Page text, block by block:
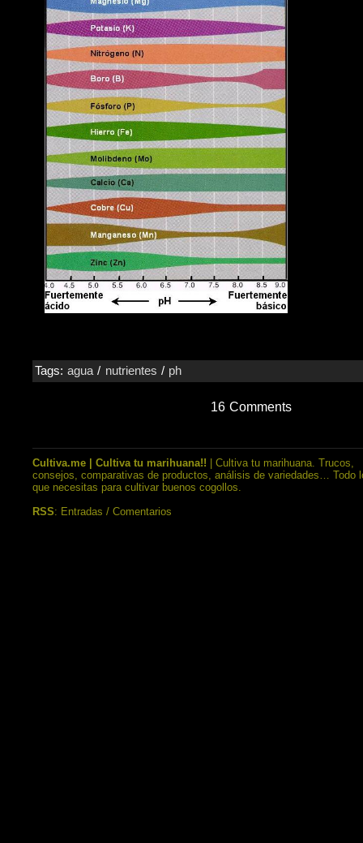
Tags:agua / nutrientes / ph
16 Comments
Cultiva.me | Cultiva tu marihuana!! | Cultiva tu marihuana. Trucos,
consejos, comparativas de productos, análisis de variedades… Todo
que necesitas para cultivar buenos cogollos.
RSS: Entradas / Comentarios